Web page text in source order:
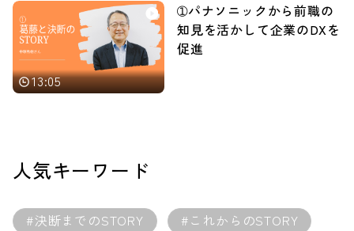
13:05
➀パナソニックから前職の
知見を活かして企業のDXを
促進
人気キーワード
#決断までのSTORY
#これからのSTORY